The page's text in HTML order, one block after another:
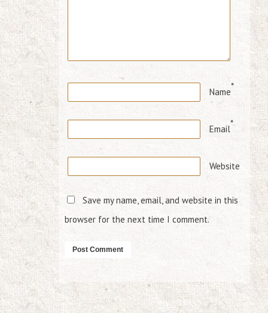
Name*
Email*
Website
Save my name, email, and website in this
browser for the next time I comment.